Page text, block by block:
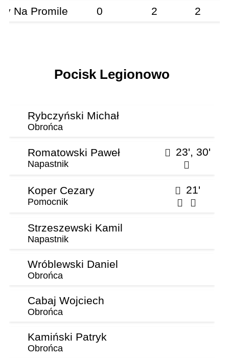
Na Promile 0 2 2
Pocisk Legionowo
Rybczyński Michał
Obrońca
Romatowski Paweł
Napastnik
23', 30'
Koper Cezary
Pomocnik
21'
Strzeszewski Kamil
Napastnik
Wróblewski Daniel
Obrońca
Cabaj Wojciech
Obrońca
Kamiński Patryk
Obrońca